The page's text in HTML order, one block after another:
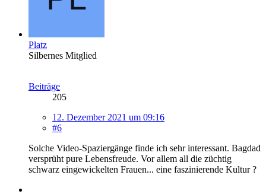
Platz
Silbernes Mitglied
Beiträge
205
12. Dezember 2021 um 09:16
#6
Solche Video-Spaziergänge finde ich sehr interessant. Bagdad
versprüht pure Lebensfreude. Vor allem all die züchtig
schwarz eingewickelten Frauen... eine faszinierende Kultur ?